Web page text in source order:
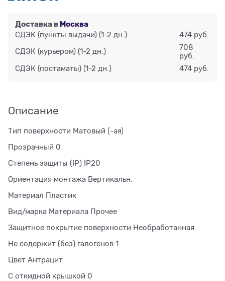
Доставка в Москва
СДЭК (пункты выдачи) (1-2 дн.) 474 руб.
СДЭК (курьером) (1-2 дн.)
708
руб.
СДЭК (постаматы) (1-2 дн.) 474 руб.
Описание
Тип поверхности Матовый (-ая)
Прозрачный 0
Степень защиты (IP) IP20
Ориентация монтажа Вертикальн.
Материал Пластик
Вид/марка Материала Прочее
Защитное покрытие поверхности Необработанная
Не содержит (без) галогенов 1
Цвет Антрацит
С откидной крышкой 0